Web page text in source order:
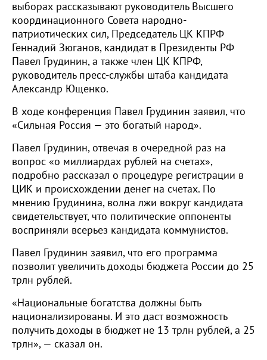
выборах рассказывают руководитель Высшего
координационного Совета народно-
патриотических сил, Председатель ЦК КПРФ
Геннадий Зюганов, кандидат в Президенты РФ
Павел Грудинин, а также член ЦК КПРФ,
руководитель пресс-службы штаба кандидата
Александр Ющенко.
В ходе конференция Павел Грудинин заявил, что
«Сильная Россия — это богатый народ».
Павел Грудинин, отвечая в очередной раз на
вопрос «о миллиардах рублей на счетах»,
подробно рассказал о процедуре регистрации в
ЦИК и происхождении денег на счетах. По
мнению Грудинина, волна лжи вокруг кандидата
свидетельствует, что политические оппоненты
восприняли всерьез кандидата коммунистов.
Павел Грудинин заявил, что его программа
позволит увеличить доходы бюджета России до 25
трлн рублей.
«Национальные богатства должны быть
национализированы. И это даст возможность
получить доходы в бюджет не 13 трлн рублей, а 25
трлн», — сказал он.